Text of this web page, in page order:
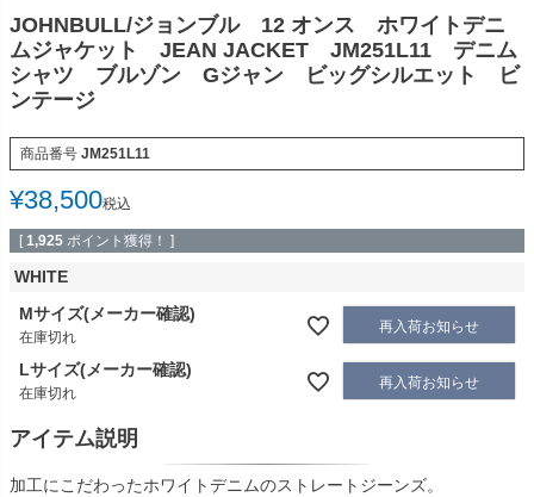
JOHNBULL/ジョンブル 12 オンス ホワイトデニ
ムジャケット JEAN JACKET JM251L11 デニム
シャツ ブルゾン Gジャン ビッグシルエット ビ
ンテージ
商品番号 JM251L11
¥38,500税込
[ 1,925 ポイント獲得！ ]
WHITE
Mサイズ(メーカー確認)
在庫切れ
再入荷お知らせ
Lサイズ(メーカー確認)
在庫切れ
再入荷お知らせ
アイテム説明
加工にこだわったホワイトデニムのストレートジーンズ。